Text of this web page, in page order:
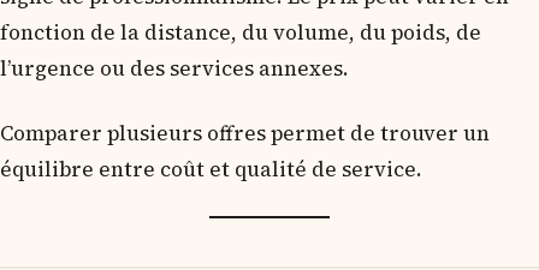
fonction de la distance, du volume, du poids, de
l’urgence ou des services annexes.
Comparer plusieurs offres permet de trouver un
équilibre entre coût et qualité de service.